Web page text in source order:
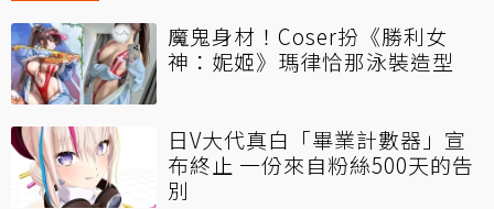
魔鬼身材！Coser扮《勝利女
神：妮姬》瑪律恰那泳裝造型
日V大代真白「畢業計數器」宣
布終止 一份來自粉絲500天的告
別